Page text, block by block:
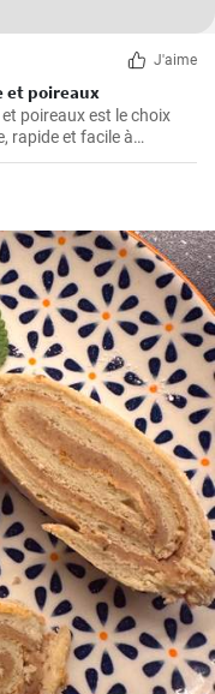
J'aime
et poireaux
poireaux est le choix
rapide et facile à
légumes sains.